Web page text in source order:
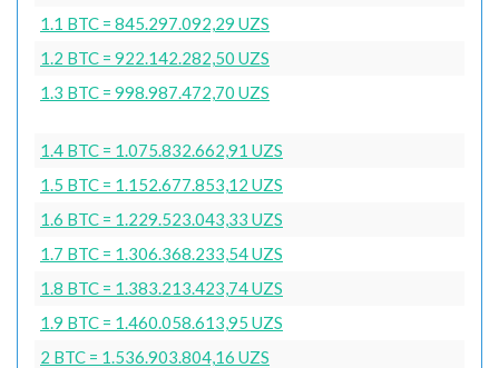
1.1 BTC = 845.297.092,29 UZS
1.2 BTC = 922.142.282,50 UZS
1.3 BTC = 998.987.472,70 UZS
1.4 BTC = 1.075.832.662,91 UZS
1.5 BTC = 1.152.677.853,12 UZS
1.6 BTC = 1.229.523.043,33 UZS
1.7 BTC = 1.306.368.233,54 UZS
1.8 BTC = 1.383.213.423,74 UZS
1.9 BTC = 1.460.058.613,95 UZS
2 BTC = 1.536.903.804,16 UZS